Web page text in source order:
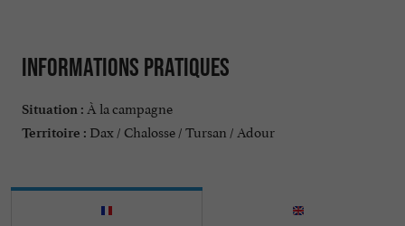
Informations pratiques
Situation : À la campagne
Territoire : Dax / Chalosse / Tursan / Adour